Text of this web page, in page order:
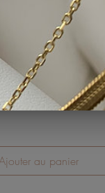
au panier